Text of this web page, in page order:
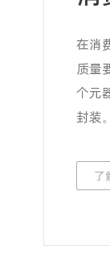
在消
质量
个元
封装。
了